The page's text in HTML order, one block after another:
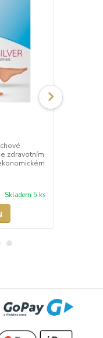
zdravotním
Skladem 5 ks